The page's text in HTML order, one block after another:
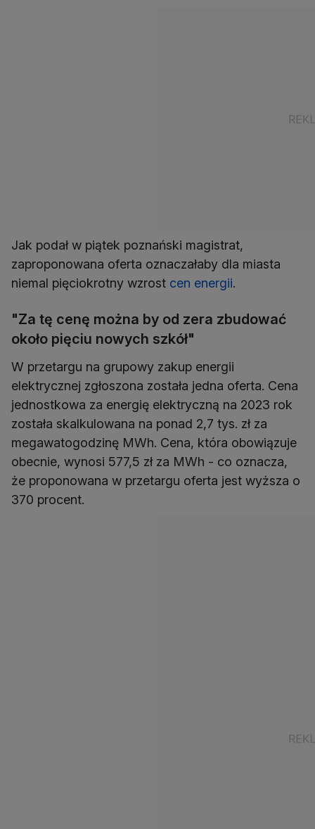
Jak podał w piątek poznański magistrat,
zaproponowana oferta oznaczałaby dla miasta
niemal pięciokrotny wzrost cen energii.
"Za tę cenę można by od zera zbudować
około pięciu nowych szkół"
W przetargu na grupowy zakup energii
elektrycznej zgłoszona została jedna oferta. Cena
jednostkowa za energię elektryczną na 2023 rok
została skalkulowana na ponad 2,7 tys. zł za
megawatogodzinę MWh. Cena, która obowiązuje
obecnie, wynosi 577,5 zł za MWh - co oznacza,
że proponowana w przetargu oferta jest wyższa o
370 procent.